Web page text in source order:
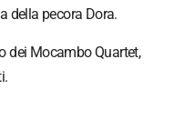
della pecora Dora.
dei Mocambo Quartet,